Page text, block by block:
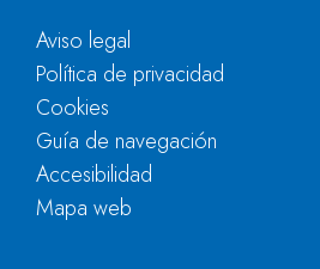
Aviso legal
Política de privacidad
Cookies
Guía de navegación
Accesibilidad
Mapa web